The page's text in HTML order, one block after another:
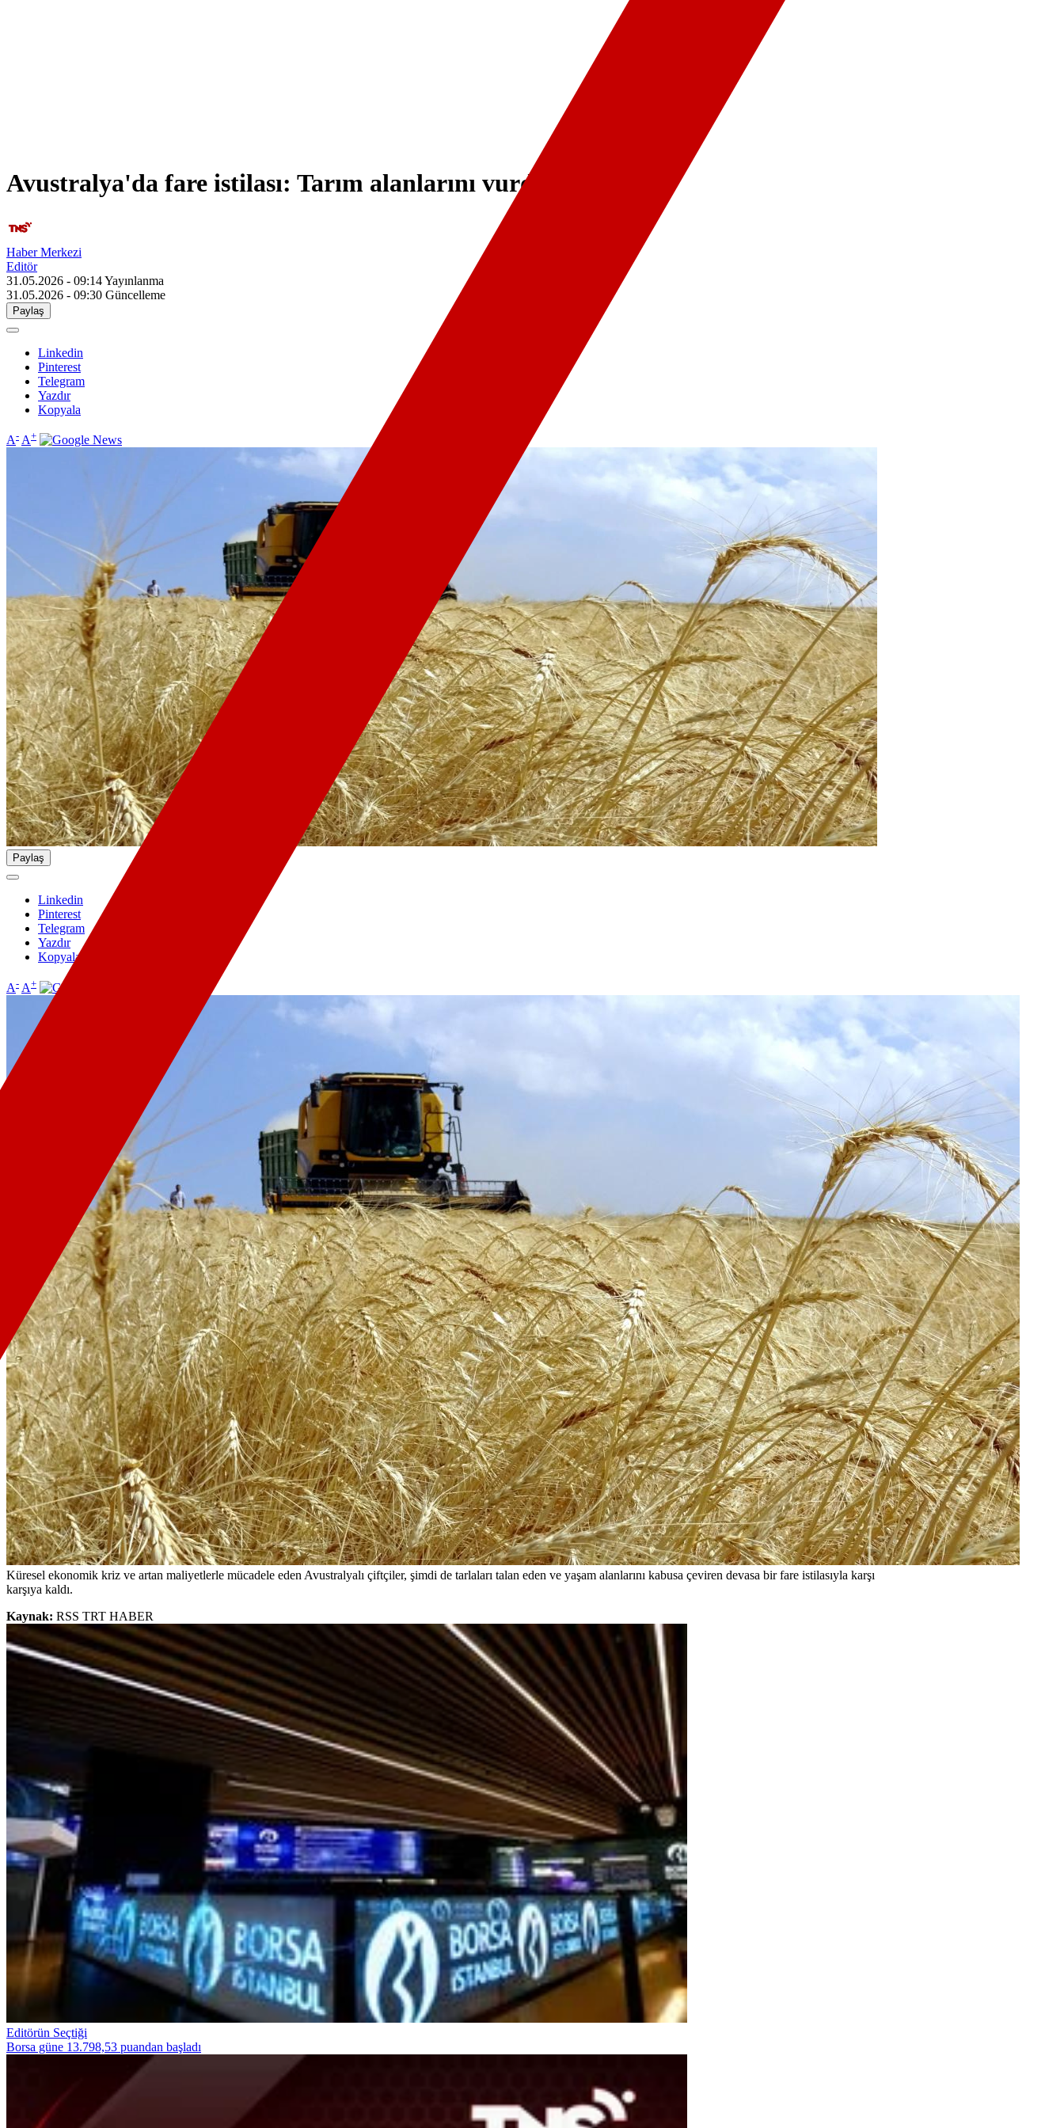
Avustralya'da fare istilası: Tarım alanlarını vurdu
Haber Merkezi
Editör
31.05.2026 - 09:14Yayınlanma
31.05.2026 - 09:30 Güncelleme
Paylaş
Linkedin
Pinterest
Telegram
Yazdır
Kopyala
A- A+
Paylaş
Linkedin
Pinterest
Telegram
Yazdır
Kopyala
A- A+
Küresel ekonomik kriz ve artan maliyetlerle mücadele eden Avustralyalı çiftçiler, şimdi de tarlaları talan eden ve yaşam alanlarını kabusa çeviren devasa bir fare istilasıyla karşı
karşıya kaldı.
Kaynak: RSS TRT HABER
Editörün Seçtiği
Borsa güne 13.798,53 puandan başladı